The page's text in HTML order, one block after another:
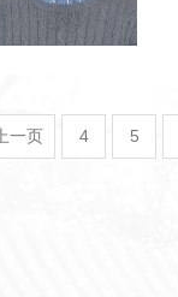
上一页 4 5